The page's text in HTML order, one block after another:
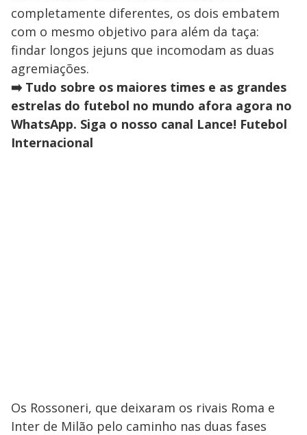
completamente diferentes, os dois embatem
com o mesmo objetivo para além da taça:
findar longos jejuns que incomodam as duas
agremiações.
➡️ Tudo sobre os maiores times e as grandes
estrelas do futebol no mundo afora agora no
WhatsApp. Siga o nosso canal Lance! Futebol
Internacional
Os Rossoneri, que deixaram os rivais Roma e
Inter de Milão pelo caminho nas duas fases